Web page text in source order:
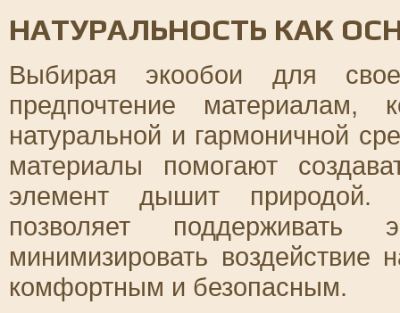
НАТУРАЛЬНОСТЬ КАК
Выбирая экообои для
предпочтение материалам,
натуральной и гармоничной
материалы помогают
элемент дышит природой.
позволяет
минимизировать
комфортным и безопасным.